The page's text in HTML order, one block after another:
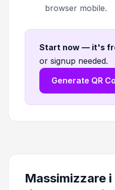
browser mobile.
Start now — it's
or signup needed.
Generate QR
Massimizzare